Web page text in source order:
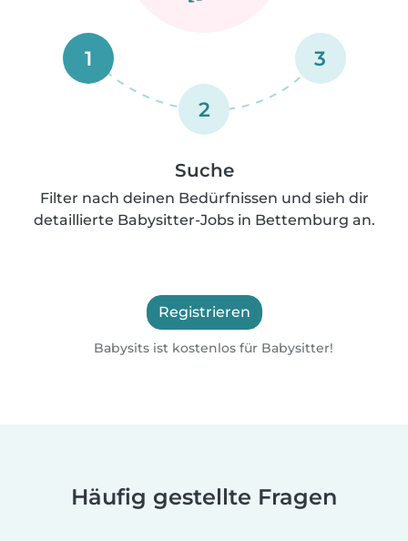
1
2
3
Suche
Filter nach deinen Bedürfnissen und sieh dir
detaillierte Babysitter-Jobs in Bettemburg an.
Registrieren
Babysits ist kostenlos für Babysitter!
Häufig gestellte Fragen